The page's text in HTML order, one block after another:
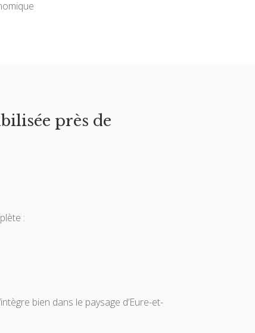
près de
:
bien dans le paysage d’Eure-et-